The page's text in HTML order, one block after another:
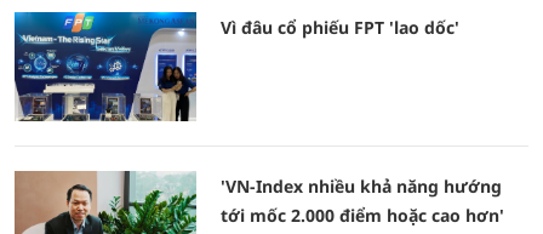
Vì đâu cổ phiếu FPT 'lao dốc'
'VN-Index nhiều khả năng hướng
tới mốc 2.000 điểm hoặc cao hơn'